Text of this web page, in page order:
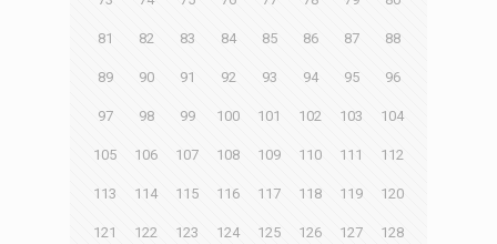
81 82 83 84 85 86 87 88
89 90 91 92 93 94 95 96
97 98 99 100 101 102 103 104
105 106 107 108 109 110 111 112
113 114 115 116 117 118 119 120
121 122 123 124 125 126 127 128